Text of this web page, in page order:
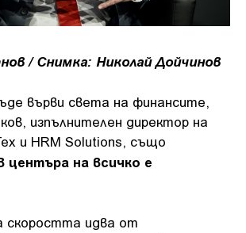
/ Снимка: Николай Дойчинов
върви света на финансите,
изпълнителен директор на
и HRM Solutions, също
центъра на всичко е
скоростта идва от